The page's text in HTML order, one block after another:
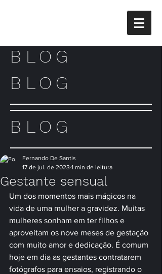
BLOG
BLOG
BLOG
Gestante sensual
Fernando De Santis
17 de jul. de 2023 1 min de leitura
Um dos momentos mais mágicos na
vida de uma mulher a gravidez. Muitas
mulheres sonham em ter filhos e
aproveitam os nove meses de gestação
com muito amor e dedicação. É comum
hoje em dia as gestantes contratarem
fotógrafos para ensaios, registrando o